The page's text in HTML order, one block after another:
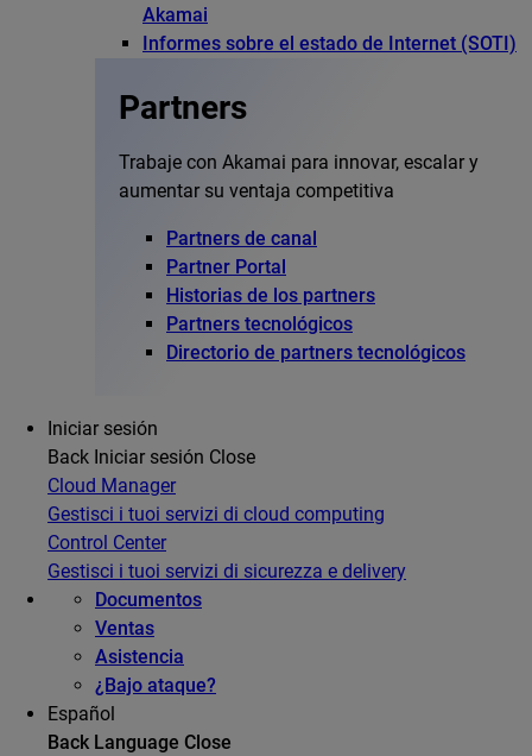
Akamai
Informes sobre el estado de Internet (SOTI)
Partners
Trabaje con Akamai para innovar, escalar y
aumentar su ventaja competitiva
Partners de canal
Partner Portal
Historias de los partners
Partners tecnológicos
Directorio de partners tecnológicos
Iniciar sesión
Back Iniciar sesión Close
Cloud Manager
Gestisci i tuoi servizi di cloud computing
Control Center
Gestisci i tuoi servizi di sicurezza e delivery
Documentos
Ventas
Asistencia
¿Bajo ataque?
Español
Back Language Close